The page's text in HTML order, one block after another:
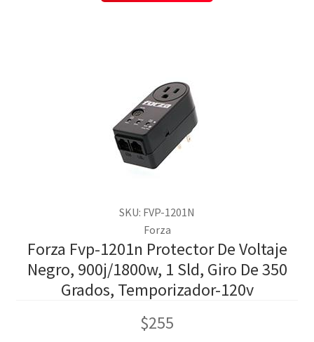
SKU: FVP-1201N
Forza
Forza Fvp-1201n Protector De Voltaje
Negro, 900j/1800w, 1 Sld, Giro De 350
Grados, Temporizador-120v
$255